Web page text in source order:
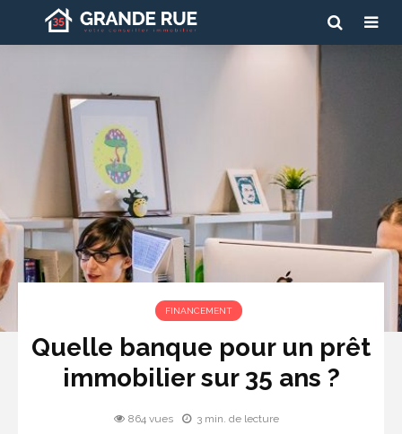
FINANCEMENT
Quelle banque pour un prêt
immobilier sur 35 ans ?
864 vues 3 min. de lecture